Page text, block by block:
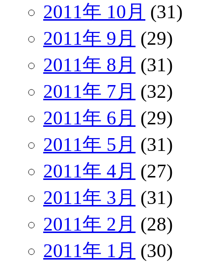
2011年 10月 (31)
2011年 9月 (29)
2011年 8月 (31)
2011年 7月 (32)
2011年 6月 (29)
2011年 5月 (31)
2011年 4月 (27)
2011年 3月 (31)
2011年 2月 (28)
2011年 1月 (30)